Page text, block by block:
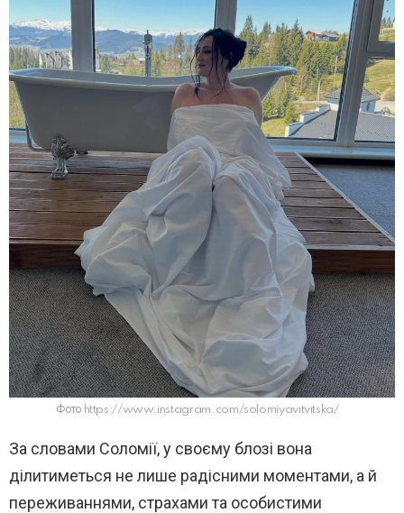
Фото https://www.instagram.com/solomiyavitvitska/
За словами Соломії, у своєму блозі вона
ділитиметься не лише радісними моментами, а й
переживаннями, страхами та особистими